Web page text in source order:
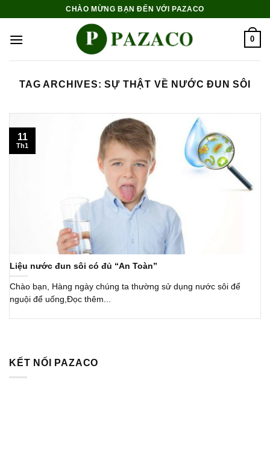
content
CHÀO MỪNG BẠN ĐẾN VỚI PAZACO
0
TAG ARCHIVES:SỰ THẬT VỀ NƯỚC ĐUN SÔI
Liệu nước đun sôi có đủ “An Toàn”
Chào bạn, Hàng ngày chúng ta thường sử dụng nước sôi để
nguội để uống,Đọc thêm...
11
Th1
KẾT NỐI PAZACO